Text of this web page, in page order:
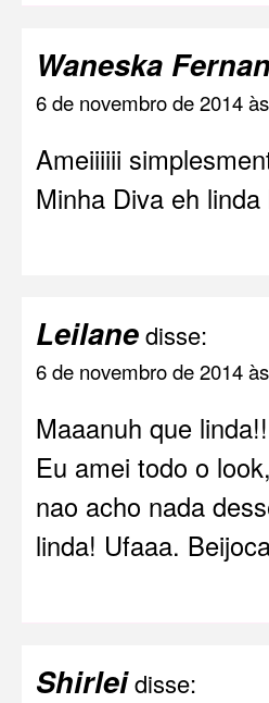
Waneska
6 de novembro de 2014
Ameiiiiii
Minha Diva eh
Leilanedisse:
6 de novembro de 2014
Maaanuh que
Eu amei todo o
nao acho nada
linda! Ufaaa.
Shirleidisse: